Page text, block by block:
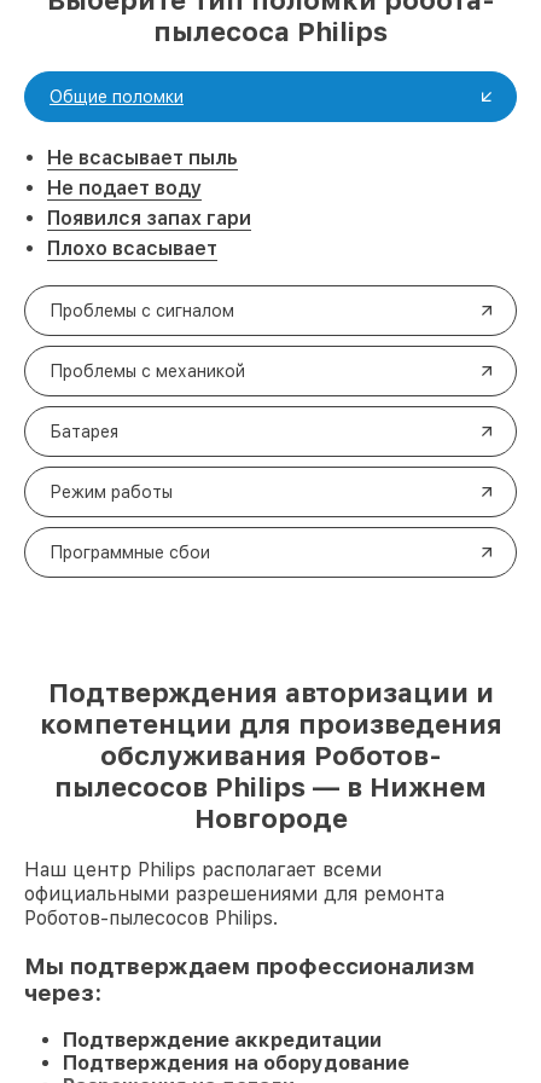
пылесоса Philips
Общие поломки
Не всасывает пыль
Не подает воду
Появился запах гари
Плохо всасывает
Проблемы с сигналом
Проблемы с механикой
Батарея
Режим работы
Программные сбои
Подтверждения авторизации и
компетенции для произведения
обслуживания Роботов-
пылесосов Philips — в Нижнем
Новгороде
Наш центр Philips располагает всеми
официальными разрешениями для ремонта
Роботов-пылесосов Philips.
Мы подтверждаем профессионализм
через:
Подтверждение аккредитации
Подтверждения на оборудование